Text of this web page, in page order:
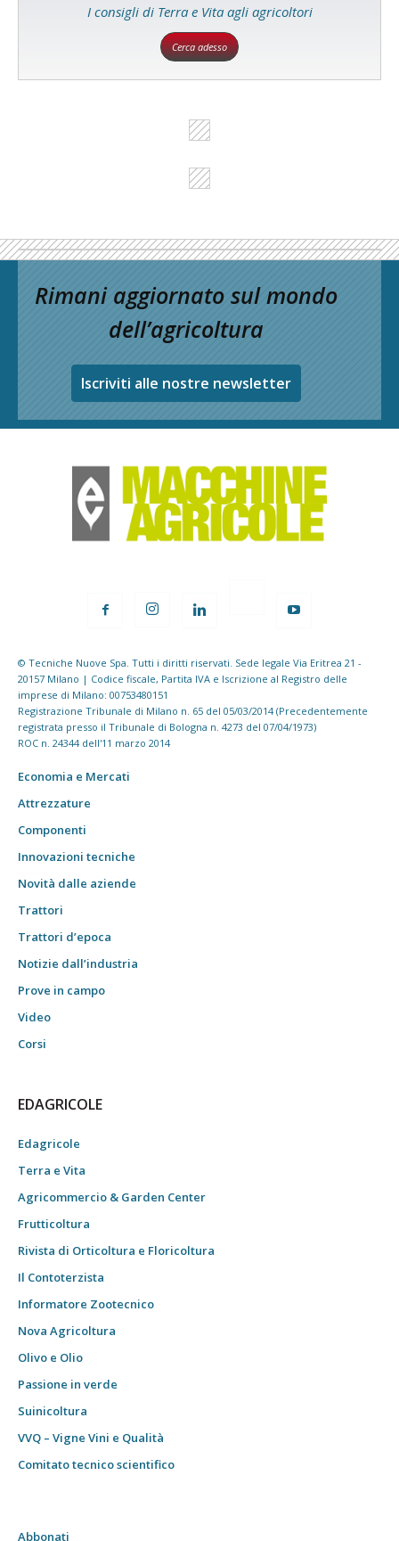
I consigli di Terra e Vita agli agricoltori
Cerca adesso
Rimani aggiornato sul mondo
dell’agricoltura
Iscriviti alle nostre newsletter
© Tecniche Nuove Spa. Tutti i diritti riservati. Sede legale Via Eritrea 21 -
20157 Milano | Codice fiscale, Partita IVA e Iscrizione al Registro delle
imprese di Milano: 00753480151
Registrazione Tribunale di Milano n. 65 del 05/03/2014 (Precedentemente
registrata presso il Tribunale di Bologna n. 4273 del 07/04/1973)
ROC n. 24344 dell'11 marzo 2014
Economia e Mercati
Attrezzature
Componenti
Innovazioni tecniche
Novità dalle aziende
Trattori
Trattori d’epoca
Notizie dall’industria
Prove in campo
Video
Corsi
EDAGRICOLE
Edagricole
Terra e Vita
Agricommercio & Garden Center
Frutticoltura
Rivista di Orticoltura e Floricoltura
Il Contoterzista
Informatore Zootecnico
Nova Agricoltura
Olivo e Olio
Passione in verde
Suinicoltura
VVQ – Vigne Vini e Qualità
Comitato tecnico scientifico
Abbonati